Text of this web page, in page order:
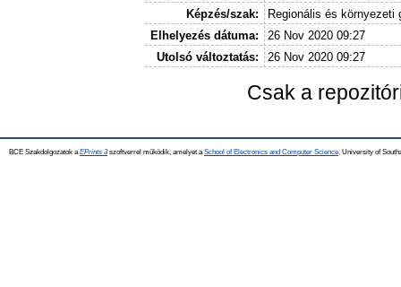
Képzés/szak:
Regionális és környezeti
Elhelyezés dátuma:
26 Nov 2020 09:27
Utolsó változtatás:
26 Nov 2020 09:27
Csak a
BCE Szakdolgozatok a EPrints 3szoftverrel működik, amelyet a School of Electronics and Computer Science, University of